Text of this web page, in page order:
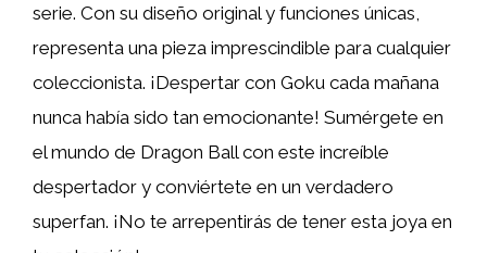
serie. Con su diseño original y funciones únicas,
representa una pieza imprescindible para cualquier
coleccionista. ¡Despertar con Goku cada mañana
nunca había sido tan emocionante! Sumérgete en
el mundo de Dragon Ball con este increíble
despertador y conviértete en un verdadero
superfan. ¡No te arrepentirás de tener esta joya en